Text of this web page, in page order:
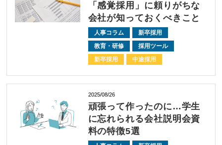
「感覚採用」に頼りがちな
会社が知っておくべきこと
人事コラム
新卒採用
教育・研修
採用ツール
新卒採用
中途採用
2025/08/26
頑張って作ったのに…学生
に忘れられる会社説明会資
料の特徴5選